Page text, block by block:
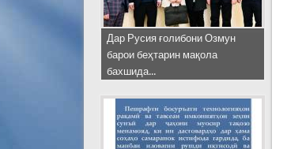
Дар Русия ғолибони Озмун
барои беҳтарин мақола
бахшида...